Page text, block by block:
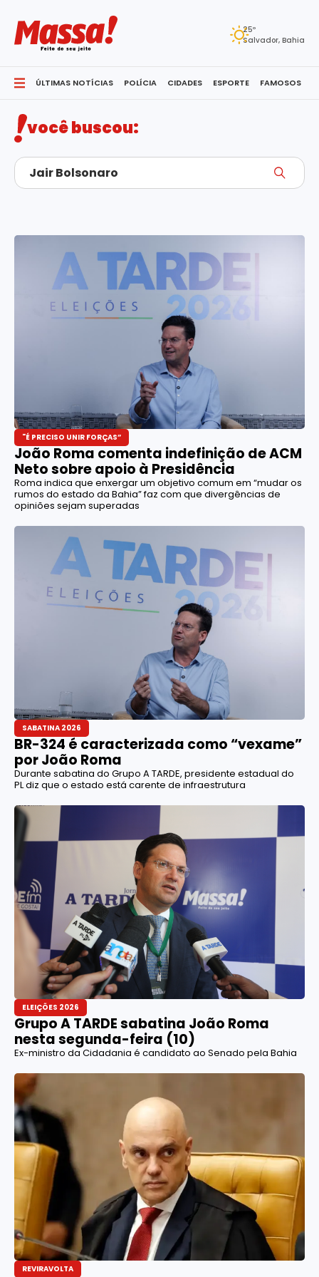
25º
Salvador, Bahia
ÚLTIMAS NOTÍCIAS POLÍCIA CIDADES ESPORTE FAMOSOS
você buscou:
"É PRECISO UNIR FORÇAS”
João Roma comenta indefinição de ACM
Neto sobre apoio à Presidência
Roma indica que enxergar um objetivo comum em “mudar os
rumos do estado da Bahia” faz com que divergências de
opiniões sejam superadas
SABATINA 2026
BR-324 é caracterizada como “vexame”
por João Roma
Durante sabatina do Grupo A TARDE, presidente estadual do
PL diz que o estado está carente de infraestrutura
ELEIÇÕES 2026
Grupo A TARDE sabatina João Roma
nesta segunda-feira (10)
Ex-ministro da Cidadania é candidato ao Senado pela Bahia
REVIRAVOLTA